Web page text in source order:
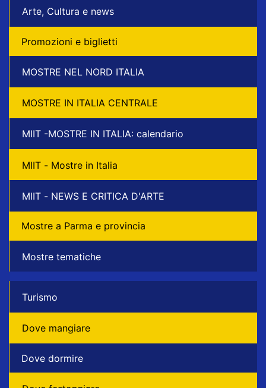
Arte, Cultura e news
Promozioni e biglietti
MOSTRE NEL NORD ITALIA
MOSTRE IN ITALIA CENTRALE
MIIT -MOSTRE IN ITALIA: calendario
MIIT - Mostre in Italia
MIIT - NEWS E CRITICA D'ARTE
Mostre a Parma e provincia
Mostre tematiche
Turismo
Dove mangiare
Dove dormire